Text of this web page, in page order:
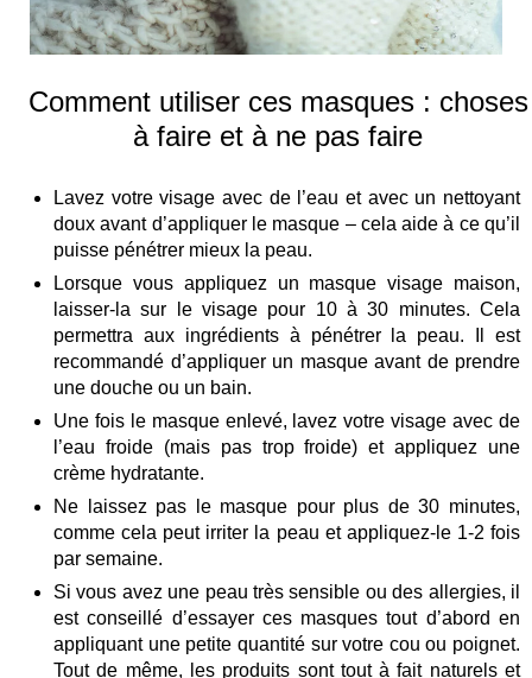
Comment utiliser ces masques : choses
à faire et à ne pas faire
Lavez votre visage avec de l’eau et avec un nettoyant
doux avant d’appliquer le masque – cela aide à ce qu’il
puisse pénétrer mieux la peau.
Lorsque vous appliquez un masque visage maison,
laisser-la sur le visage pour 10 à 30 minutes. Cela
permettra aux ingrédients à pénétrer la peau. Il est
recommandé d’appliquer un masque avant de prendre
une douche ou un bain.
Une fois le masque enlevé, lavez votre visage avec de
l’eau froide (mais pas trop froide) et appliquez une
crème hydratante.
Ne laissez pas le masque pour plus de 30 minutes,
comme cela peut irriter la peau et appliquez-le 1-2 fois
par semaine.
Si vous avez une peau très sensible ou des allergies, il
est conseillé d’essayer ces masques tout d’abord en
appliquant une petite quantité sur votre cou ou poignet.
Tout de même, les produits sont tout à fait naturels et